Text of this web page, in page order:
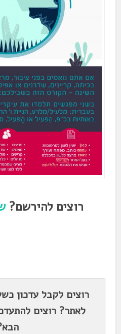
רוצים להירשם?
רוצים לקבל עדכון
לאתר? רוצים